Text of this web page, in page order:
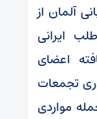
آلمان از
ایرانی
اعضای
تجمعات
مواردی